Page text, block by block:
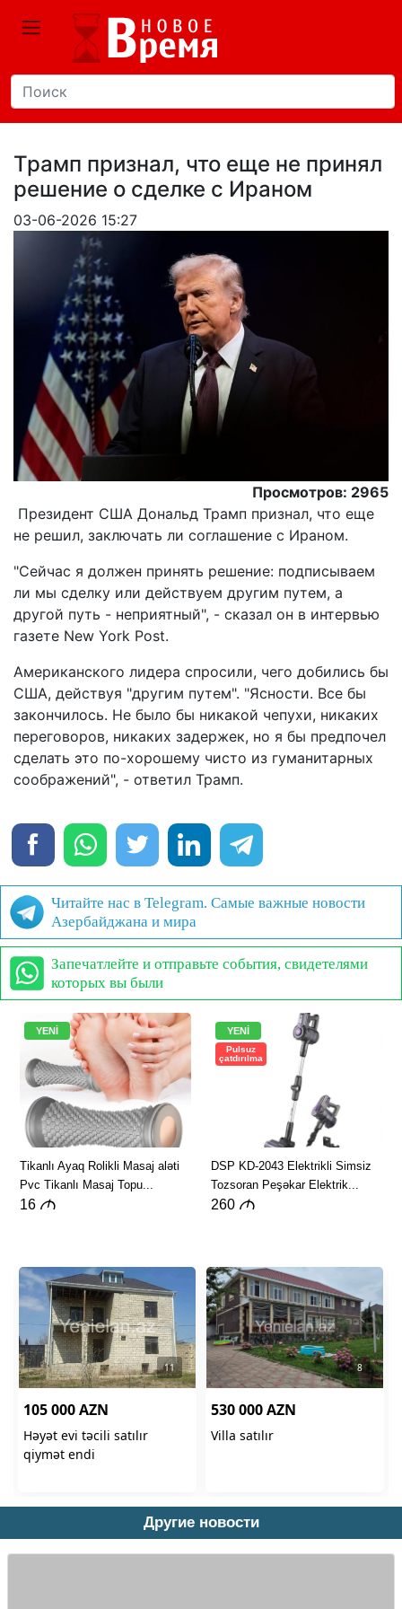
Трамп признал, что еще не принял
решение о сделке с Ираном
03-06-2026 15:27
Просмотров: 2965
Президент США Дональд Трамп признал, что еще
не решил, заключать ли соглашение с Ираном.
"Сейчас я должен принять решение: подписываем
ли мы сделку или действуем другим путем, а
другой путь - неприятный", - сказал он в интервью
газете New York Post.
Американского лидера спросили, чего добились бы
США, действуя "другим путем". "Ясности. Все бы
закончилось. Не было бы никакой чепухи, никаких
переговоров, никаких задержек, но я бы предпочел
сделать это по-хорошему чисто из гуманитарных
соображений", - ответил Трамп.
Читайте нас в Telegram. Самые важные новости
Азербайджана и мира
Запечатлейте и отправьте события, свидетелями
которых вы были
Другие новости